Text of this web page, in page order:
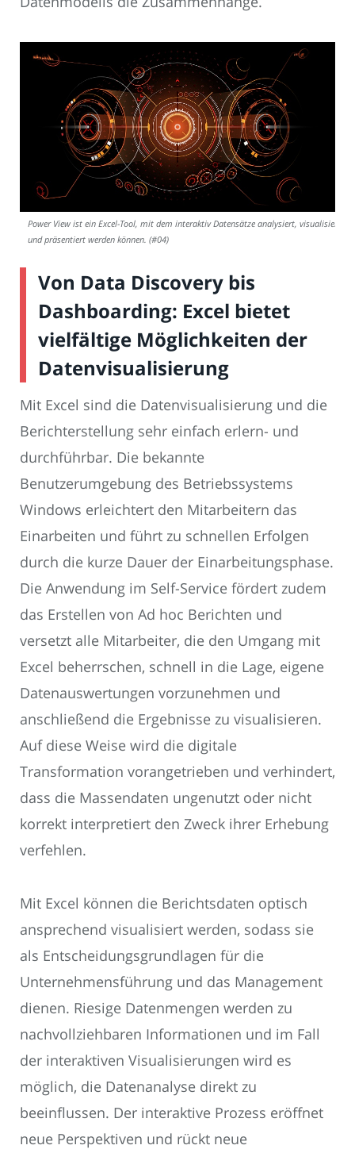
Power View ist ein Excel-Tool, mit dem interaktiv Datensätze analysiert, visualisiert
und präsentiert werden können. (#04)
Von Data Discovery bis
Dashboarding: Excel bietet
vielfältige Möglichkeiten der
Datenvisualisierung
Mit Excel sind die Datenvisualisierung und die
Berichterstellung sehr einfach erlern- und
durchführbar. Die bekannte
Benutzerumgebung des Betriebssystems
Windows erleichtert den Mitarbeitern das
Einarbeiten und führt zu schnellen Erfolgen
durch die kurze Dauer der Einarbeitungsphase.
Die Anwendung im Self-Service fördert zudem
das Erstellen von Ad hoc Berichten und
versetzt alle Mitarbeiter, die den Umgang mit
Excel beherrschen, schnell in die Lage, eigene
Datenauswertungen vorzunehmen und
anschließend die Ergebnisse zu visualisieren.
Auf diese Weise wird die digitale
Transformation vorangetrieben und verhindert,
dass die Massendaten ungenutzt oder nicht
korrekt interpretiert den Zweck ihrer Erhebung
verfehlen.
Mit Excel können die Berichtsdaten optisch
ansprechend visualisiert werden, sodass sie
als Entscheidungsgrundlagen für die
Unternehmensführung und das Management
dienen. Riesige Datenmengen werden zu
nachvollziehbaren Informationen und im Fall
der interaktiven Visualisierungen wird es
möglich, die Datenanalyse direkt zu
beeinflussen. Der interaktive Prozess eröffnet
neue Perspektiven und rückt neue